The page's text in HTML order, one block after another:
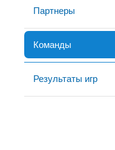
Партнеры
Команды
Результаты игр